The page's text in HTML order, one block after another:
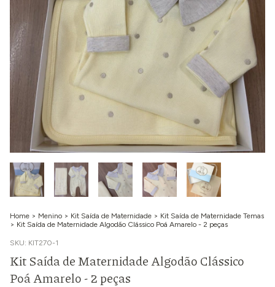
Home > Menino > Kit Saída de Maternidade > Kit Saída de Maternidade Temas
> Kit Saída de Maternidade Algodão Clássico Poá Amarelo - 2 peças
SKU: KIT270-1
Kit Saída de Maternidade Algodão Clássico
Poá Amarelo - 2 peças